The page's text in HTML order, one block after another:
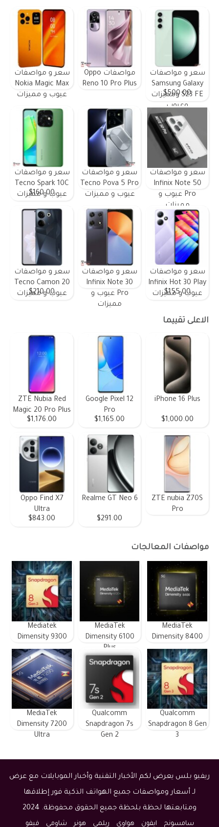
سعر و مواصفات
Samsung Galaxy
S23 FE ومميزات
وعيوب
$500.00
مواصفات Oppo
Reno 10 Pro Plus
سعر و مواصفات
Nokia Magic Max
عيوب و مميزات
سعر و مواصفات
Infinix Note 50
Pro عيوب و
مميزات
سعر و مواصفات
Tecno Pova 5 Pro
عيوب و مميزات
سعر و مواصفات
Tecno Spark 10C
عيوب و مميزات
$160.00
سعر و مواصفات
Infinix Hot 30 Play
عيوب و مميزات
$155.00
سعر و مواصفات
Infinix Note 30
Pro عيوب و
مميزات
سعر و مواصفات
Tecno Camon 20
عيوب و مميزات
$210.00
الاعلى تقييما
iPhone 16 Plus
$1,000.00
Google Pixel 12
Pro
$1,165.00
ZTE Nubia Red
Magic 20 Pro Plus
$1,176.00
ZTE nubia Z70S
Pro
Realme GT Neo 6
$291.00
Oppo Find X7
Ultra
$843.00
مواصفات المعالجات
MediaTek
Dimensity 8400
MediaTek
Dimensity 6100
Plus
Mediatek
Dimensity 9300
Qualcomm
Snapdragon 8 Gen
3
Qualcomm
Snapdragon 7s
Gen 2
MediaTek
Dimensity 7200
Ultra
ريفيو بلس يعرض لكم الأخبار التقنية وأخبار الموبايلات مع عرض
لـ أسعار ومواصفات جميع الهواتف الذكية فور إطلاقها
ومتابعتها لحظة بلحظة جميع الحقوق محفوظة. 2024
سامسونج ايفون هواوي ريلمي هونر شاومي فيفو